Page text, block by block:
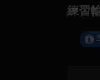
練習